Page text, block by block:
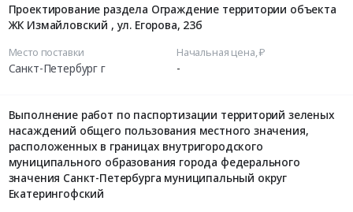
Проектирование раздела Ограждение территории объекта
ЖК Измайловский , ул. Егорова, 23б
Место поставки
Санкт-Петербург г
Начальная цена, ₽
-
Выполнение работ по паспортизации территорий зеленых
насаждений общего пользования местного значения,
расположенных в границах внутригородского
муниципального образования города федерального
значения Санкт-Петербурга муниципальный округ
Екатерингофский